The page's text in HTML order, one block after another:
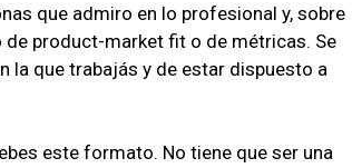
que admiro en lo profesional y, sobre
product-market fit o de métricas. Se
la que trabajás y de estar dispuesto a
este formato. No tiene que ser una